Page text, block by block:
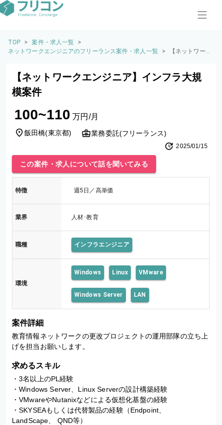
TOP > 案件・求人一覧
>
ネットワークエンジニアのフリーランス案件・求人一覧
>
【ネットワーク
件
【ネットワークエンジニア】インフラ大規
模案件
100~110 万円/月
飯田橋(東京都) 業務委託(フリーランス)
2025/01/15
この案件・求人について話を聞いてみる
特徴 週5日／高単価
業界 人材･教育
職種 インフラエンジニア
環境
Windows Linux VMware
Windows Server LAN
案件詳細
教育情報ネットワークの更改プロジェクトの運用部隊の立ち上
げを担当お願いします。
求めるスキル
・3名以上のPL経験
・Windows Server、Linux Serverの設計構築経験
・VMwareやNutanixなどによる仮想化基盤の経験
・SKYSEAもしくは代替製品の経験（Endpoint、
LandScape、 QND等）